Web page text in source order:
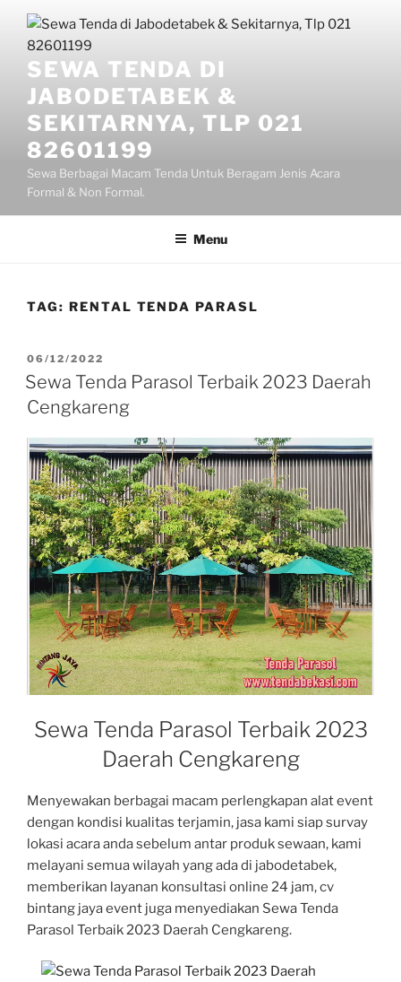
Lompat
konten
SEWA TENDA DI
JABODETABEK &
SEKITARNYA, TLP 021
82601199
Sewa Berbagai Macam Tenda Untuk Beragam Jenis Acara
Formal & Non Formal.
Menu
TAG: RENTAL TENDA PARASL
DIPOSKAN
PADA
06/12/2022
Sewa Tenda Parasol Terbaik 2023 Daerah
Cengkareng
Sewa Tenda Parasol Terbaik 2023
Daerah Cengkareng
Menyewakan berbagai macam perlengkapan alat event
dengan kondisi kualitas terjamin, jasa kami siap survay
lokasi acara anda sebelum antar produk sewaan, kami
melayani semua wilayah yang ada di jabodetabek,
memberikan layanan konsultasi online 24 jam, cv
bintang jaya event juga menyediakan Sewa Tenda
Parasol Terbaik 2023 Daerah Cengkareng.